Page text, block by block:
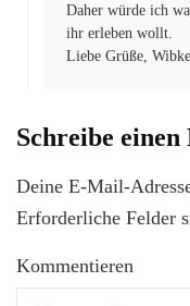
Daher würde ich
ihr erleben wollt.
Liebe Grüße, Wibke
Schreibe
Deine E-Mail-
Erforderliche Felder
Kommentieren